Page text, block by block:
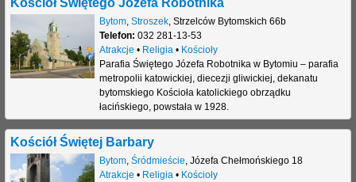
Bytom, Stroszek, Strzelców Bytomskich 66b
Telefon: 032 281-13-53
Atrakcje • Religia• Kościoły
Parafia Świętego Józefa Robotnika w Bytomiu – parafia
metropolii katowickiej, diecezji gliwickiej, dekanatu
bytomskiego Kościoła katolickiego obrządku
łacińskiego, powstała w 1928.
Kościół Świętej Barbary
Bytom, Śródmieście, Józefa Chełmońskiego 18
Atrakcje • Religia• Kościoły